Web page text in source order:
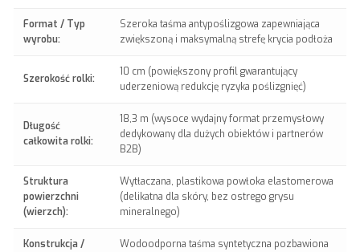
Format / Typ
wyrobu:
Szeroka taśma antypoślizgowa zapewniająca
zwiększoną i maksymalną strefę krycia podłoża
Szerokość rolki:
10 cm (powiększony profil gwarantujący
uderzeniową redukcję ryzyka poślizgnięć)
Długość
całkowita rolki:
18,3 m (wysoce wydajny format przemysłowy
dedykowany dla dużych obiektów i partnerów
B2B)
Struktura
powierzchni
(wierzch):
Wytłaczana, plastikowa powłoka elastomerowa
(delikatna dla skóry, bez ostrego grysu
mineralnego)
Konstrukcja /
Wodoodporna taśma syntetyczna pozbawiona